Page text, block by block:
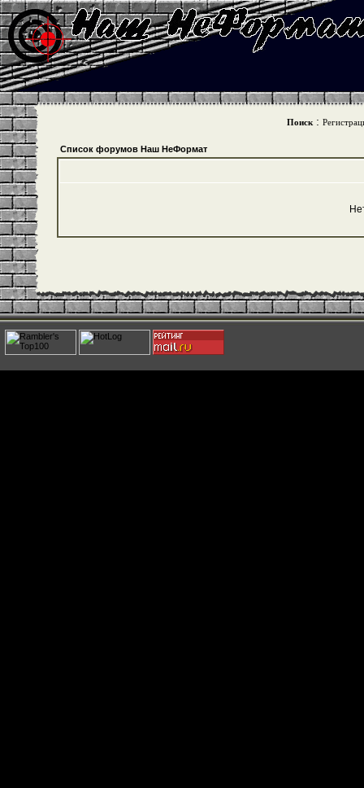
Поиск :
Список форумов Наш НеФормат